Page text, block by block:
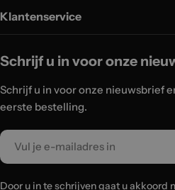
Klantenservice
Schrijf u in voor onze
Schrijf u in voor onze nieuwsbrief
eerste bestelling.
Email
Door u in te schrijven gaat u akkoord